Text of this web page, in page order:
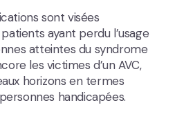
sont visées
ayant perdu l’usage
atteintes du syndrome
les victimes d’un AVC,
horizons en termes
handicapées.